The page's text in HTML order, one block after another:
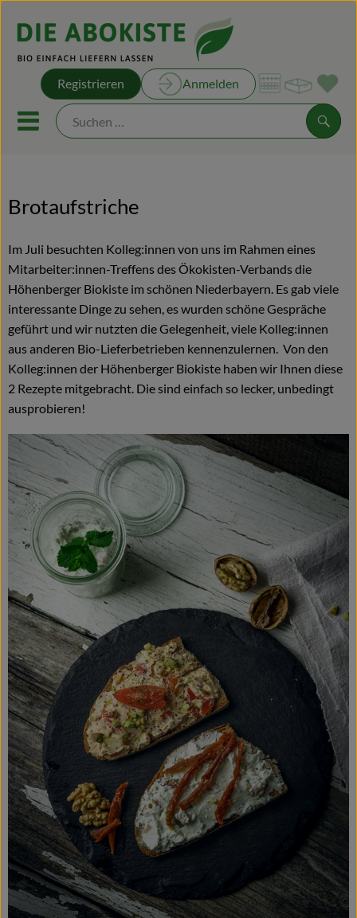
Registrieren Anmelden
Mobiles Menu öffnen oder
Obst & Gemüse
Kühltheke
Brot & Backwaren
Naturkost
Wein
Getränke
Kosmetik & Drogerie
Angebote & Neues
Wir empfehlen
VINCE Weine
So geht's
Über uns
Veranstaltungen
Blog
Brotaufstriche
Im Juli besuchten Kolleg:innen von uns im Rahmen eines
Mitarbeiter:innen-Treffens des Ökokisten-Verbands die
Höhenberger Biokiste im schönen Niederbayern. Es gab viele
interessante Dinge zu sehen, es wurden schöne Gespräche
geführt und wir nutzten die Gelegenheit, viele Kolleg:innen
aus anderen Bio-Lieferbetrieben kennenzulernen. Von den
Kolleg:innen der Höhenberger Biokiste haben wir Ihnen diese
2 Rezepte mitgebracht. Die sind einfach so lecker, unbedingt
ausprobieren!